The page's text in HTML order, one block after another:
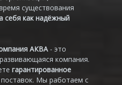
существования
себя как надёжный
АКВА - это
компания.
гарантированное
Мы работаем с